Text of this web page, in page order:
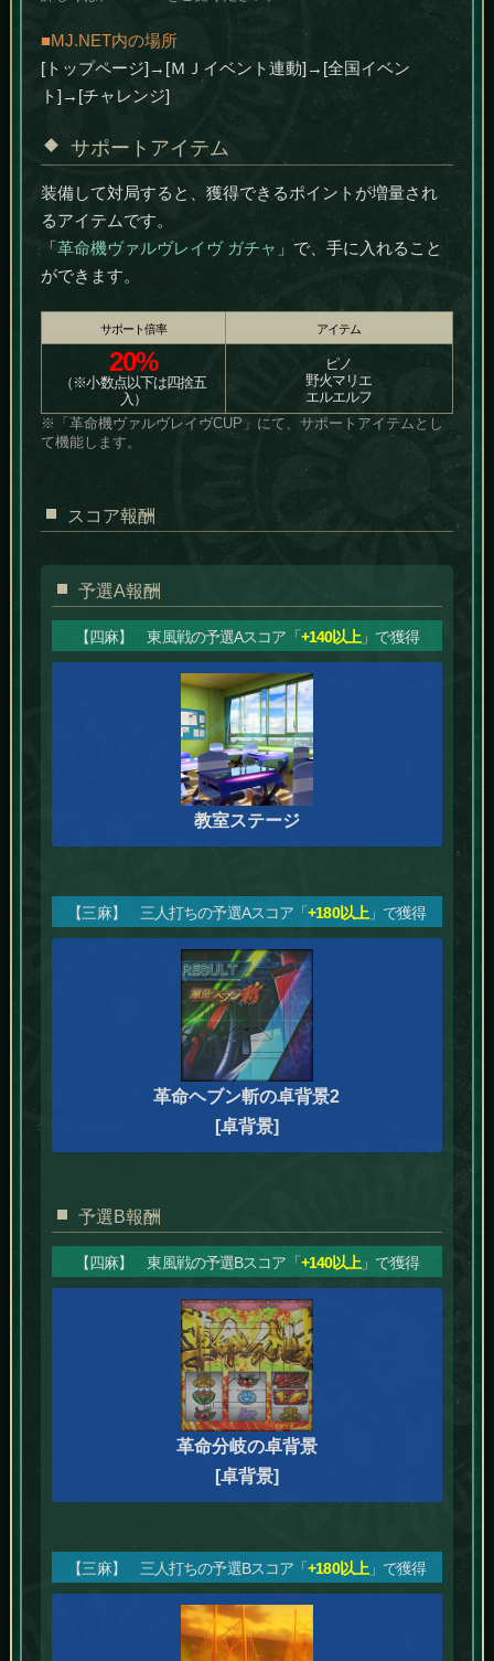
■MJ.NET内の場所
[トップページ]→[ＭＪイベント連動]→[全国イベン
ト]→[チャレンジ]
サポートアイテム
装備して対局すると、獲得できるポイントが増量され
るアイテムです。
「革命機ヴァルヴレイヴ ガチャ 」で、手に入れること
ができます。
サポート倍率 アイテム
20%
（※小数点以下は四捨五
入）
ピノ
野火マリエ
エルエルフ
※「革命機ヴァルヴレイヴCUP」にて、サポートアイテムとし
て機能します。
スコア報酬
予選A報酬
【四麻】 東風戦の予選Aスコア「+140以上 」で獲得
教室ステージ
【三麻】 三人打ちの予選Aスコア「+180以上」で獲得
革命ヘブン斬の卓背景2
[卓背景]
予選B報酬
【四麻】 東風戦の予選Bスコア「+140以上 」で獲得
革命分岐の卓背景
[卓背景]
【三麻】 三人打ちの予選Bスコア「+180以上」で獲得